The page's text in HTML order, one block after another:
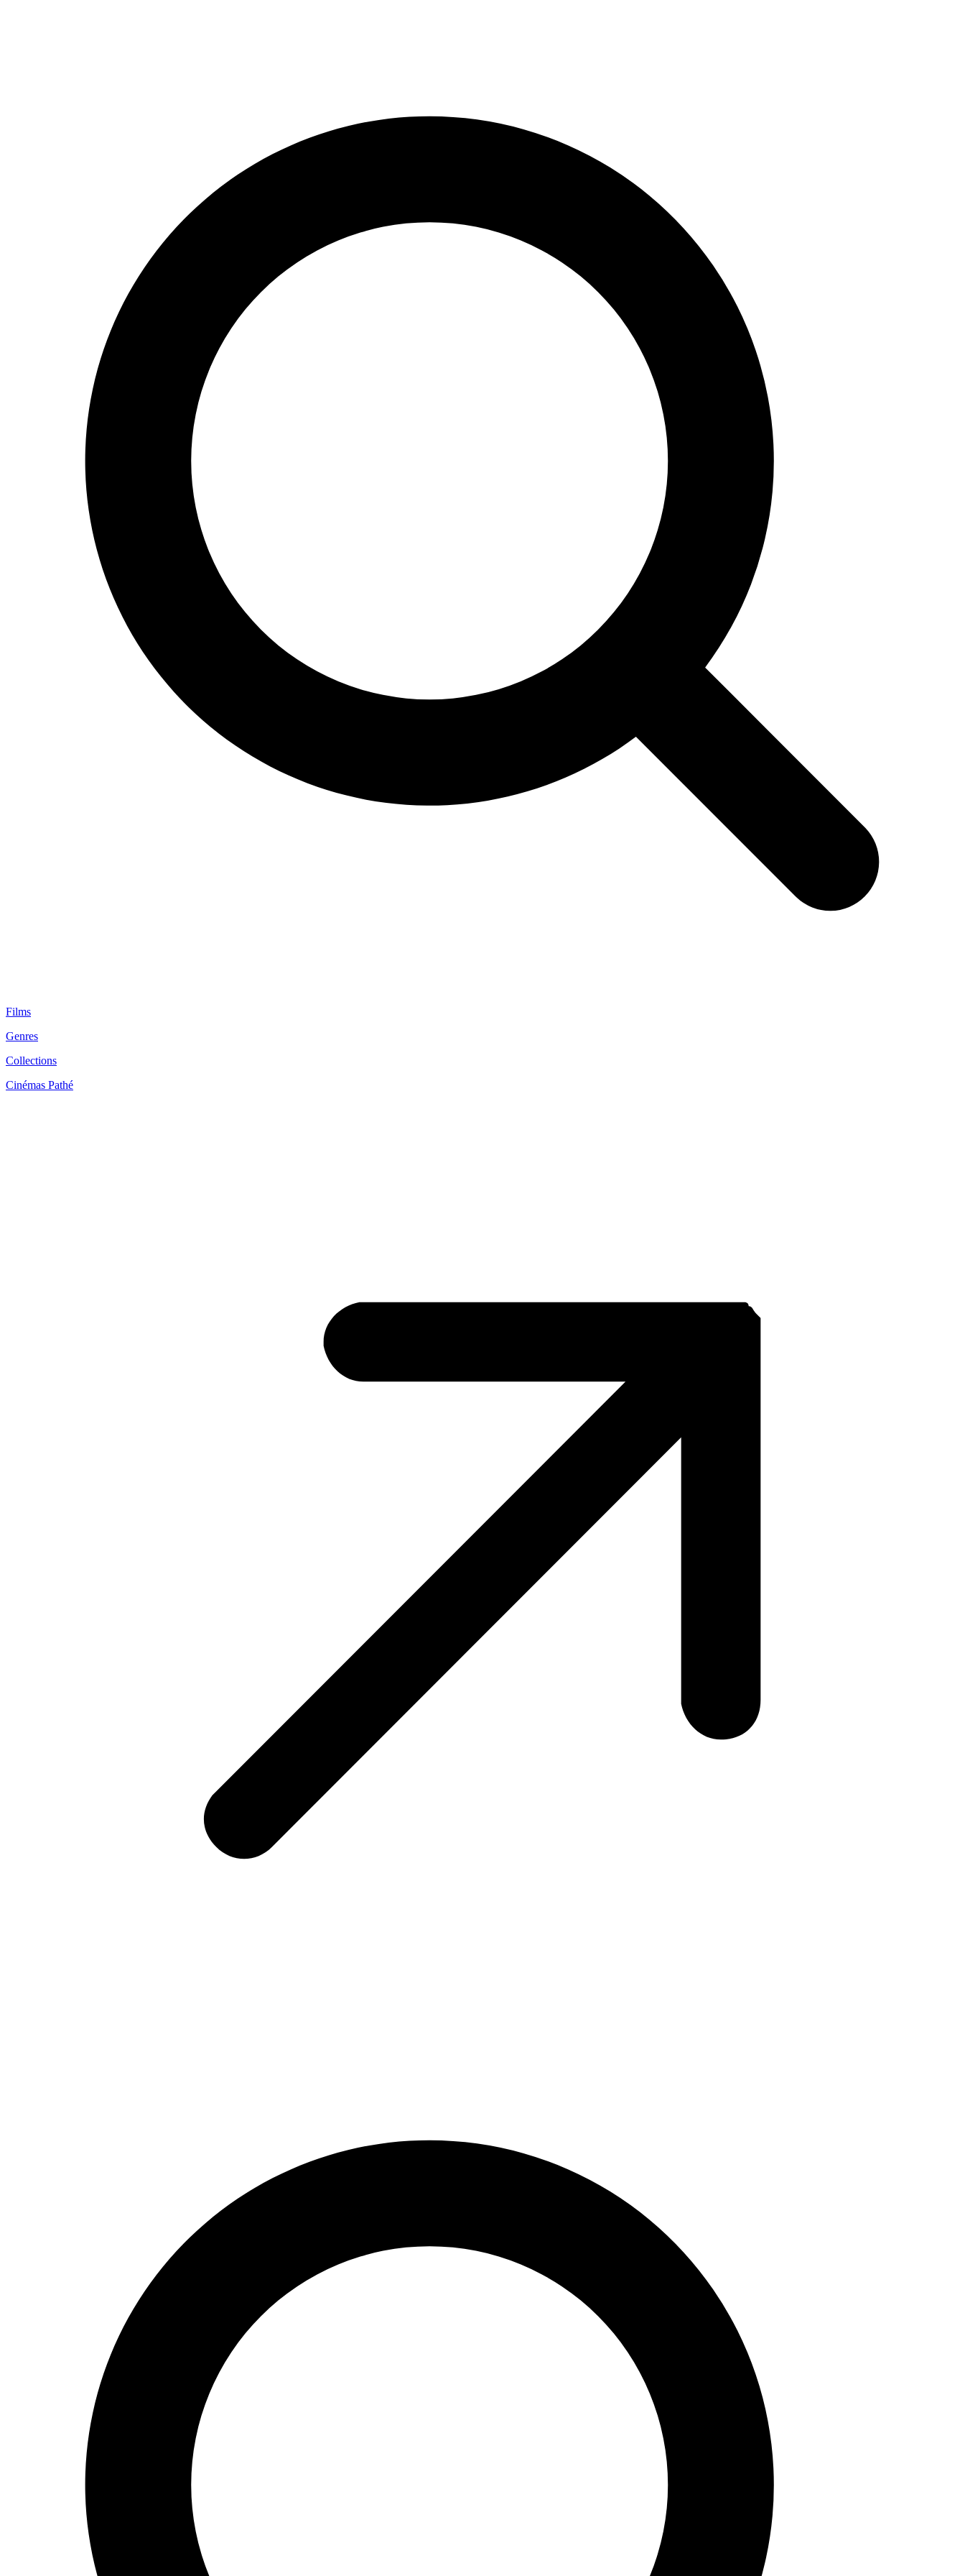
Films
Genres
Collections
Cinémas Pathé